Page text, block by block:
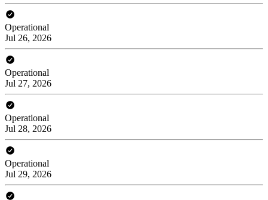
Operational
Jul 26, 2026
Operational
Jul 27, 2026
Operational
Jul 28, 2026
Operational
Jul 29, 2026